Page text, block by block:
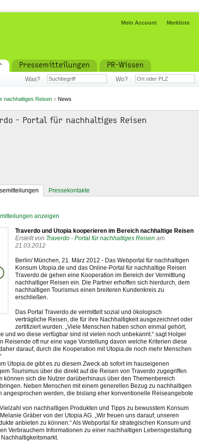
Mein Account Merkliste
Pressemitteilungen PR-Wissen
Was? Wo?
nachhaltiges Reisen » News
- Portal für nachhaltiges Reisen
Pressekontakte
anzeigen
Traverdo und Utopia kooperieren im Bereich nachhaltige Reisen
Erstellt von Traverdo - Portal für nachhaltiges Reisen am
21.03.2012
Berlin/ München, 21. März 2012 - Das Webportal für nachhaltigen
Konsum Utopia.de und das Online-Portal für nachhaltige Reisen
Traverdo.de gehen eine Kooperation im Bereich der Vermittlung
nachhaltiger Reisen ein. Die Partner erhoffen sich hierdurch, dem
nachhaltigen Tourismus einen breiteren Kundenkreis zu
erschließen.
Das Portal Traverdo.de vermittelt sozial und ökologisch
verträgliche Reisen, die für ihre Nachhaltigkeit ausgezeichnet oder
zertifiziert wurden. „Viele Menschen haben schon einmal gehört,
und wo diese verfügbar sind ist vielen noch unbekannt.“ sagt Holger
Reisende oft nur eine vage Vorstellung davon welche Kriterien diese
darauf, durch die Kooperation mit Utopia.de noch mehr Menschen
Utopia.de gibt es zu diesem Zweck ab sofort im hauseigenen
Tourismus über die direkt auf die Reisen von Traverdo zugegriffen
können sich die Nutzer darüberhinaus über den Themenbereich
Neben Menschen mit einem generellen Bezug zu nachhaltigen
angesprochen werden, die bislang eher konventionelle Reiseangebote
von nachhaltigen Produkten und Tipps zu bewusstem Konsum
Gräber von der Utopia AG. „Wir freuen uns darauf, unseren
anbieten zu können.“ Als Webportal für strategischen Konsum und
Verbrauchern Informationen zu einer nachhaltigen Lebensgestaltung